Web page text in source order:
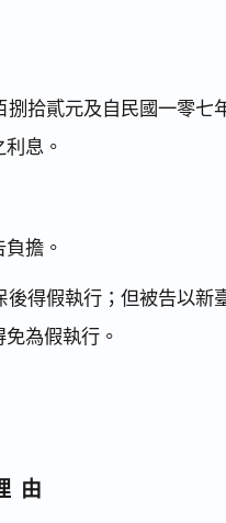
拾貳元及自民國一零七
息。
擔。
得假執行；但被告以新
為假執行。
由